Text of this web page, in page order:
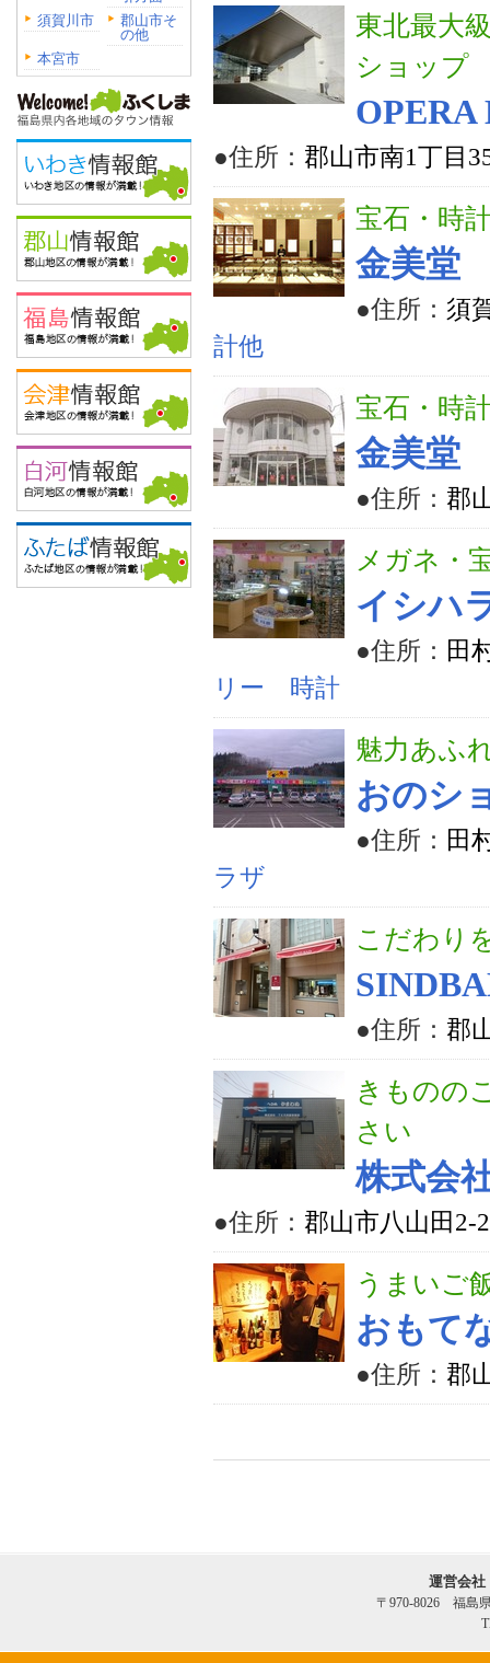
須賀川市
郡山市そ
の他
本宮市
東北最大
ショップ
●住所： 郡山市南1丁目
宝石・時
金美堂
●住所： 須
計他
宝石・時
金美堂
●住所： 郡
メガネ・
イシハ
●住所： 田
リー 時計
魅力あふ
おのシ
●住所： 田
ラザ
こだわり
●住所： 郡
きものの
さい
株式会
●住所： 郡山市八山田2-
うまいご
おもて
●住所： 郡
運営会
〒970-8026 福島